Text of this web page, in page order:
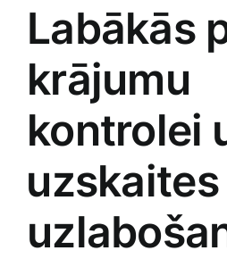
Labākās
krājumu
kontrolei
⁢uzskaites⁣